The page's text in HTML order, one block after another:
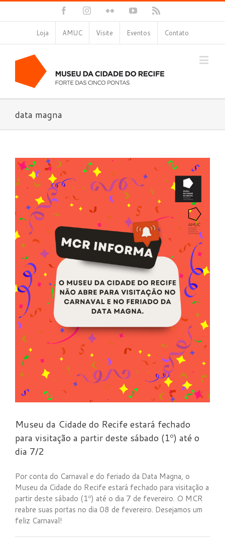
FacebookInstagramFlickr YouTube
Loja AMUC Visite Eventos Contato
data magna
Museu da Cidade do Recife estará fechado
para visitação a partir deste sábado (1º) até o
dia 7/2
Por conta do Carnaval e do feriado da Data Magna, o
Museu da Cidade do Recife estará fechado para visitação a
partir deste sábado (1º) até o dia 7 de fevereiro. O MCR
reabre suas portas no dia 08 de fevereiro. Desejamos um
feliz Carnaval!